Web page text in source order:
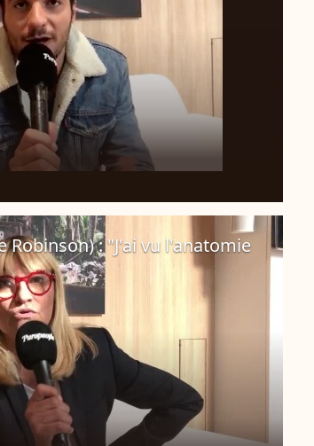
Robinson) : "J'ai vu l'anatomie